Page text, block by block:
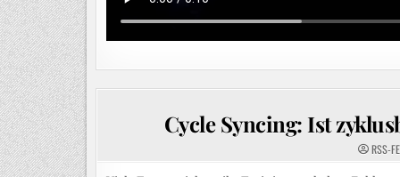
Cycle Syncing: Ist
RSS-